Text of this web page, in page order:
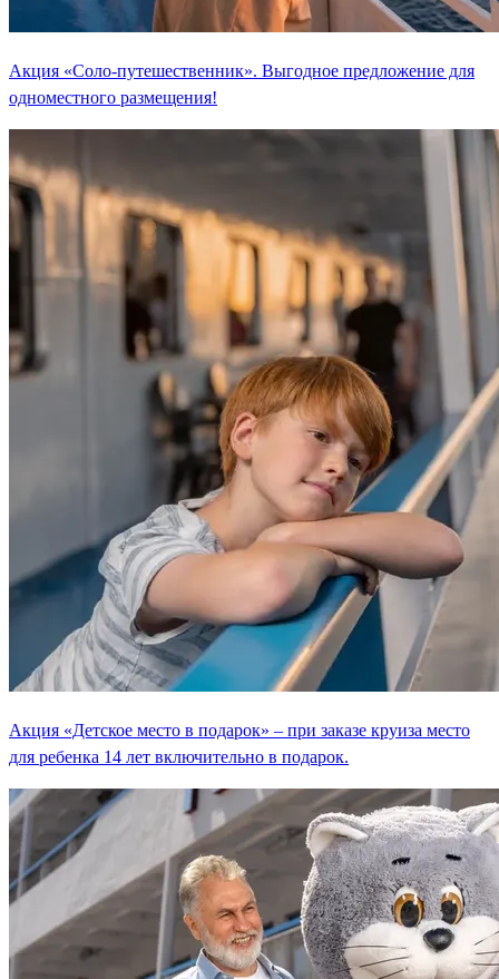
Акция «Соло-путешественник». Выгодное предложение для
одноместного размещения!
Акция «Детское место в подарок» – при заказе круиза место
для ребенка 14 лет включительно в подарок.